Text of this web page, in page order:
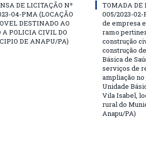
DE LICITAÇÃO Nº
04-PMA (LOCAÇÃO
DESTINADO AO
A POLICIA CIVIL DO
DE ANAPU/PA)
TOMADA DE
005/2023-02-
de empresa
ramo
construção
construção
Básica de
serviços de
ampliação
Unidade
Vila Isabel,
rural do
Anapu/PA)